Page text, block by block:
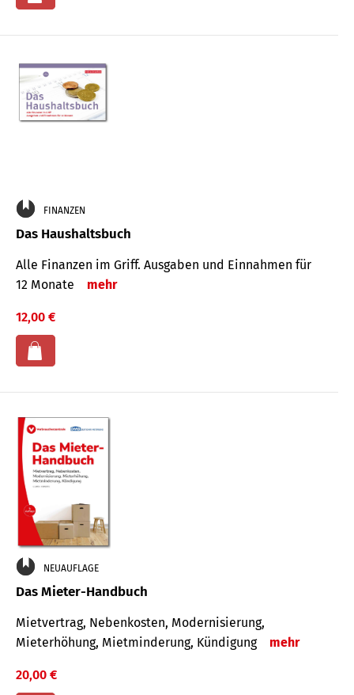
FINANZEN
Das Haushaltsbuch
Alle Finanzen im Griff. Aus­gaben und Ein­nahmen für
12 Monate
mehr
12,00 €
NEUAUFLAGE
Das Mieter-Handbuch
Mietvertrag, Nebenkosten, Modernisierung,
Mieterhöhung, Mietminderung, Kündigung
mehr
20,00 €